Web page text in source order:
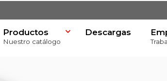
Productos
Nuestro catálogo
Descargas